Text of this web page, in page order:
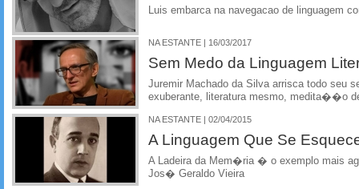
Luis embarca na navegacao de linguagem
NA ESTANTE | 16/03/2017
Sem Medo da Linguagem
Juremir Machado da Silva arrisca todo seu
exuberante, literatura mesmo, medita��o
NA ESTANTE | 02/04/2015
A Linguagem Que Se
A Ladeira da Mem�ria � o exemplo mais
Jos� Geraldo Vieira